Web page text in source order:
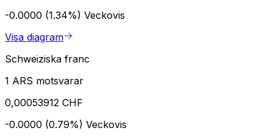
-0.0000 (1.34%) Veckovis
Visa diagram
Schweiziska franc
1 ARS motsvarar
0,00053912 CHF
-0.0000 (0.79%) Veckovis